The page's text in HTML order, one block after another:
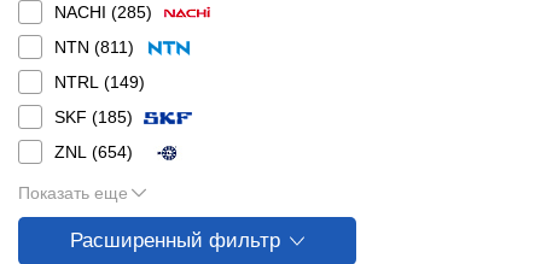
NACHI (285)
NTN (811)
NTRL (149)
SKF (185)
ZNL (654)
Показать еще
Расширенный фильтр